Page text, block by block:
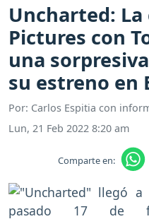
Uncharted:
Pictures con
una
su estreno en
Por: Carlos Espitia con
Lun, 21 Feb 2022 8:20 am
Comparte en: